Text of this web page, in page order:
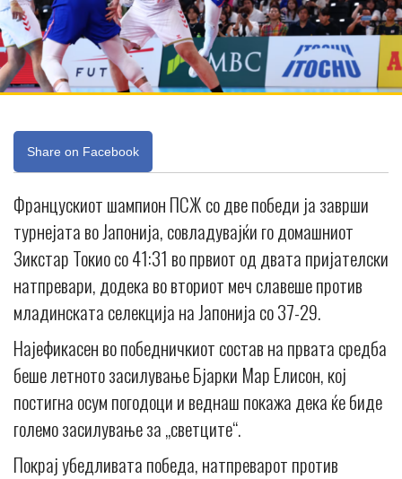
Share on Facebook
Францускиот шампион ПСЖ со две победи ја заврши
турнејата во Јапонија, совладувајќи го домашниот
Зикстар Токио со 41:31 во првиот од двата пријателски
натпревари, додека во вториот меч славеше против
младинската селекција на Јапонија со 37-29.
Најефикасен во победничкиот состав на првата средба
беше летното засилување Бјарки Мар Елисон, кој
постигна осум погодоци и веднаш покажа дека ќе биде
големо засилување за „светците“.
Покрај убедливата победа, натпреварот против